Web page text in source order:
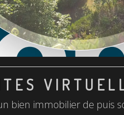
bien immobilier de puis